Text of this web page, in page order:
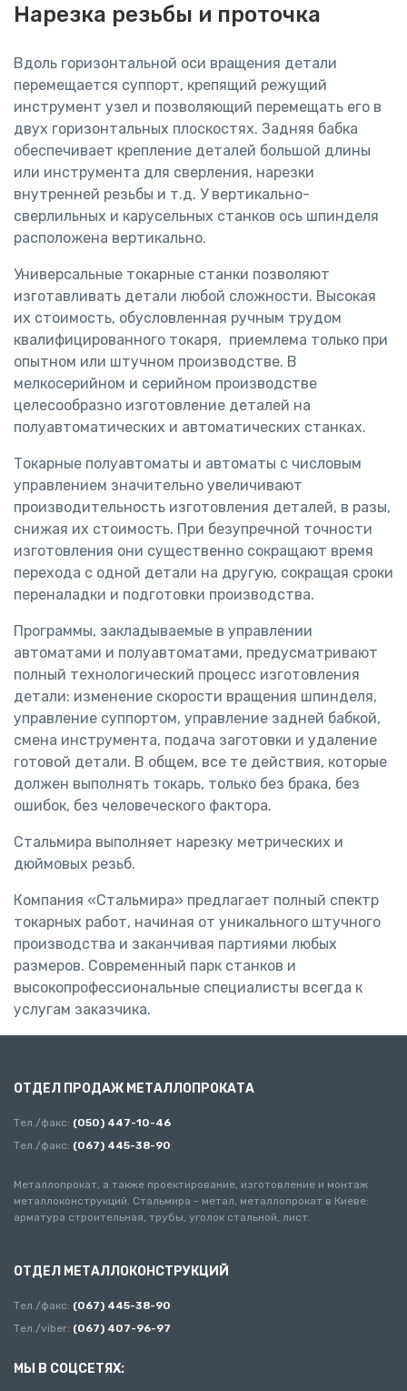
Нарезка резьбы и проточка
Вдоль горизонтальной оси вращения детали
перемещается суппорт, крепящий режущий
инструмент узел и позволяющий перемещать его в
двух горизонтальных плоскостях. Задняя бабка
обеспечивает крепление деталей большой длины
или инструмента для сверления, нарезки
внутренней резьбы и т.д. У вертикально-
сверлильных и карусельных станков ось шпинделя
расположена вертикально.
Универсальные токарные станки позволяют
изготавливать детали любой сложности. Высокая
их стоимость, обусловленная ручным трудом
квалифицированного токаря, приемлема только при
опытном или штучном производстве. В
мелкосерийном и серийном производстве
целесообразно изготовление деталей на
полуавтоматических и автоматических станках.
Токарные полуавтоматы и автоматы с числовым
управлением значительно увеличивают
производительность изготовления деталей, в разы,
снижая их стоимость. При безупречной точности
изготовления они существенно сокращают время
перехода с одной детали на другую, сокращая сроки
переналадки и подготовки производства.
Программы, закладываемые в управлении
автоматами и полуавтоматами, предусматривают
полный технологический процесс изготовления
детали: изменение скорости вращения шпинделя,
управление суппортом, управление задней бабкой,
смена инструмента, подача заготовки и удаление
готовой детали. В общем, все те действия, которые
должен выполнять токарь, только без брака, без
ошибок, без человеческого фактора.
Стальмира выполняет нарезку метрических и
дюймовых резьб.
Компания «Стальмира» предлагает полный спектр
токарных работ, начиная от уникального штучного
производства и заканчивая партиями любых
размеров. Современный парк станков и
высокопрофессиональные специалисты всегда к
услугам заказчика.
ОТДЕЛ ПРОДАЖ МЕТАЛЛОПРОКАТА
Тел./факс: (050) 447-10-46
Тел./факс: (067) 445-38-90
Металлопрокат, а также проектирование, изготовление и монтаж
металлоконструкций. Стальмира - метал, металлопрокат в Киеве:
арматура строительная, трубы, уголок стальной, лист.
ОТДЕЛ МЕТАЛЛОКОНСТРУКЦИЙ
Тел./факс: (067) 445-38-90
Тел./viber: (067) 407-96-97
МЫ В СОЦСЕТЯХ: